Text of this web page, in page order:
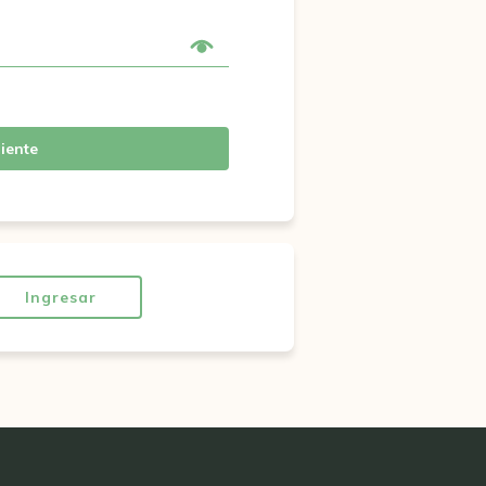
Ingresar